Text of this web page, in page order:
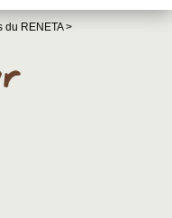
du RENETA >